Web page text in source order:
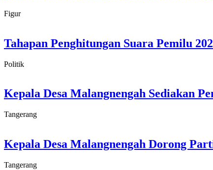
Figur
Tahapan Penghitungan Suara Pemilu
Politik
Kepala Desa Malangnengah Sediakan
Tangerang
Kepala Desa Malangnengah Dorong
Tangerang